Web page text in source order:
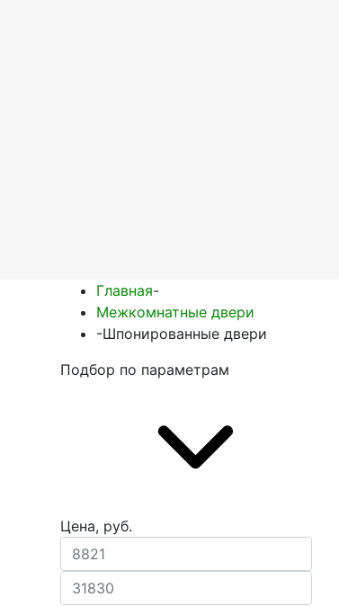
Главная-
Межкомнатные двери
-Шпонированные двери
Подбор по параметрам
Цена, руб.